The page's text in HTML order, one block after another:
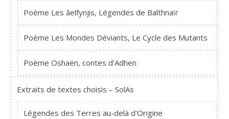
Poème Les ãelfynjis, Légendes de Balthnaïr
Poème Les Mondes Déviants, Le Cycle des Mutants
Poème Oshaën, contes d'Adhen
Extraits de textes choisis – SolAs
Légendes des Terres au-delà d'Origine